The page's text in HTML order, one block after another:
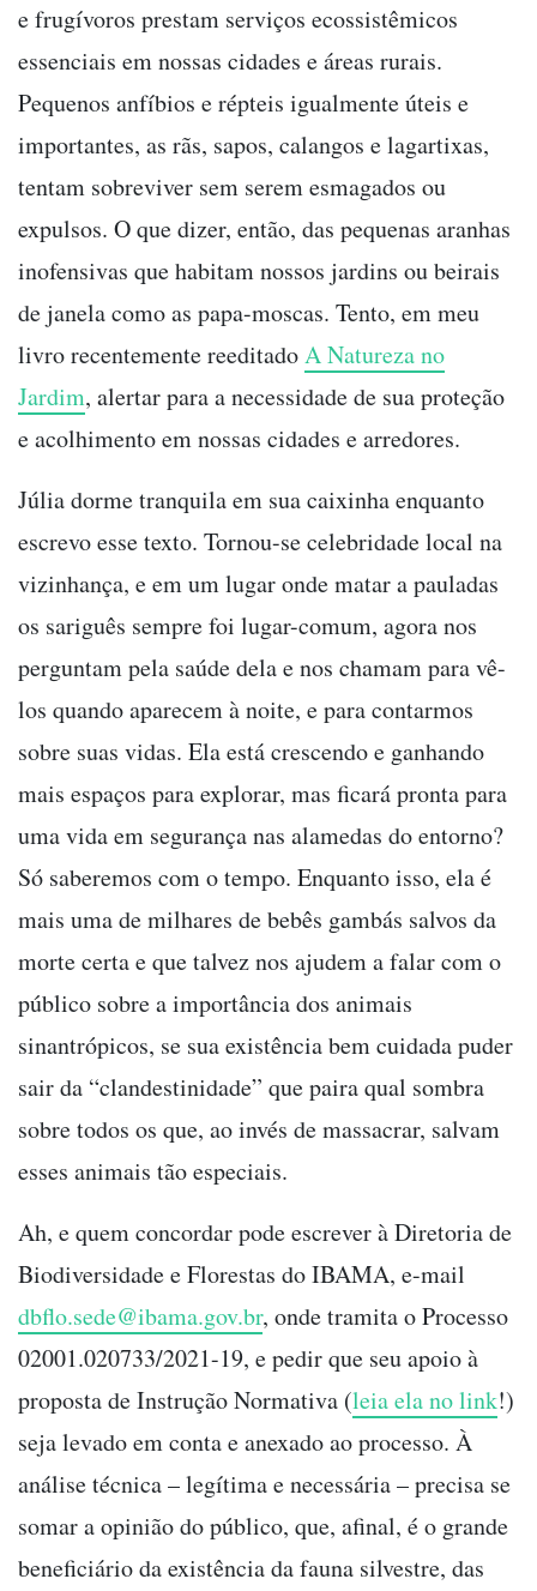
e frugívoros prestam serviços ecossistêmicos
essenciais em nossas cidades e áreas rurais.
Pequenos anfíbios e répteis igualmente úteis e
importantes, as rãs, sapos, calangos e lagartixas,
tentam sobreviver sem serem esmagados ou
expulsos. O que dizer, então, das pequenas aranhas
inofensivas que habitam nossos jardins ou beirais
de janela como as papa-moscas. Tento, em meu
livro recentemente reeditadoA Natureza no
Jardim, alertar para a necessidade de sua proteção
e acolhimento em nossas cidades e arredores.
Júlia dorme tranquila em sua caixinha enquanto
escrevo esse texto. Tornou-se celebridade local na
vizinhança, e em um lugar onde matar a pauladas
os sariguês sempre foi lugar-comum, agora nos
perguntam pela saúde dela e nos chamam para vê-
los quando aparecem à noite, e para contarmos
sobre suas vidas. Ela está crescendo e ganhando
mais espaços para explorar, mas ficará pronta para
uma vida em segurança nas alamedas do entorno?
Só saberemos com o tempo. Enquanto isso, ela é
mais uma de milhares de bebês gambás salvos da
morte certa e que talvez nos ajudem a falar com o
público sobre a importância dos animais
sinantrópicos, se sua existência bem cuidada puder
sair da “clandestinidade” que paira qual sombra
sobre todos os que, ao invés de massacrar, salvam
esses animais tão especiais.
Ah, e quem concordar pode escrever à Diretoria de
Biodiversidade e Florestas do IBAMA, e-mail
dbflo.sede@ibama.gov.br, onde tramita o Processo
02001.020733/2021-19, e pedir que seu apoio à
proposta de Instrução Normativa (leia ela no link!)
seja levado em conta e anexado ao processo. À
análise técnica – legítima e necessária – precisa se
somar a opinião do público, que, afinal, é o grande
beneficiário da existência da fauna silvestre, das